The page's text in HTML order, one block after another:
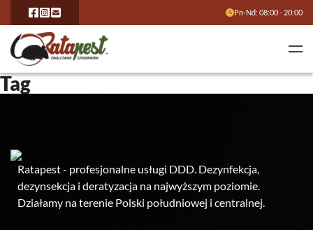
Pn-Nd: 08:00 - 20:00
Tag
Ratapest - profesjonalne usługi DDD. Dezynfekcja,
dezynsekcja i deratyzacja na najwyższym poziomie.
Działamy na terenie Polski południowej i centralnej.